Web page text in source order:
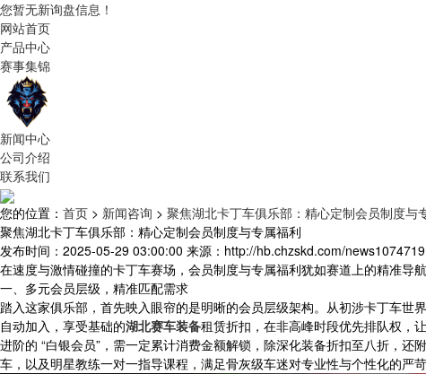
您暂无新询盘信息！
网站首页
产品中心
赛事集锦
新闻中心
公司介绍
联系我们
您的位置： 首页 > 新闻咨询 > 聚焦湖北卡丁车俱乐部：精心定制会员制度与
聚焦湖北卡丁车俱乐部：精心定制会员制度与专属福利
发布时间：2025-05-29 03:00:00 来源：http://hb.chzskd.com/
在速度与激情碰撞的卡丁车赛场，会员制度与专属福利犹如赛道上的精准导
一、多元会员层级，精准匹配需求
踏入这家俱乐部，首先映入眼帘的是明晰的会员层级架构。从初涉卡丁车世
自动加入，享受基础的湖北赛车装备租赁折扣，在非高峰时段优先排队权，
进阶的 “白银会员”，需一定累计消费金额解锁，除深化装备折扣至八折，
车，以及明星教练一对一指导课程，满足骨灰级车迷对专业性与个性化的严